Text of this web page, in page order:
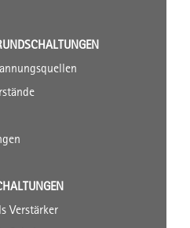
Verstärker